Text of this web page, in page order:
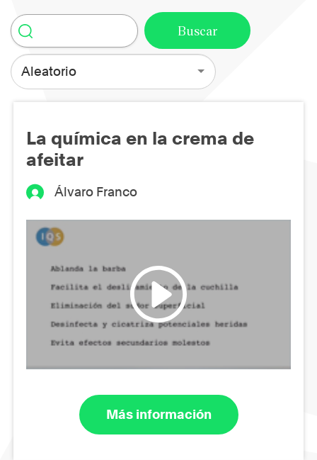
Aleatorio
La química en la crema de
afeitar
Álvaro Franco
Más información